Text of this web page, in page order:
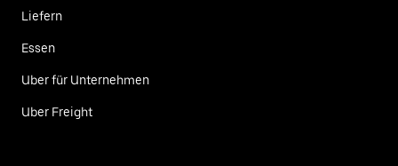
Liefern
Essen
Uber für Unternehmen
Uber Freight